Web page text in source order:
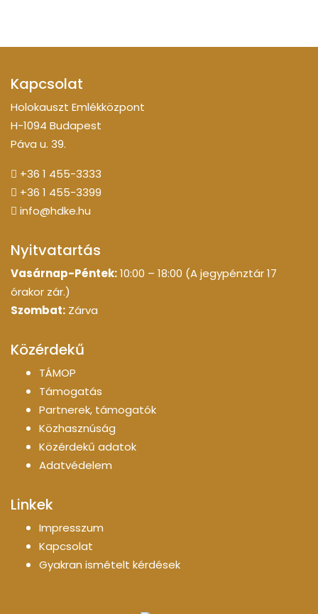
Kapcsolat
Holokauszt Emlékközpont
H-1094 Budapest
Páva u. 39.
+36 1 455-3333
+36 1 455-3399
info@hdke.hu
Nyitvatartás
Vasárnap-Péntek:10:00 – 18:00 (A jegypénztár 17
órakor zár.)
Szombat: Zárva
Közérdekű
TÁMOP
Támogatás
Partnerek, támogatók
Közhasznúság
Közérdekű adatok
Adatvédelem
Linkek
Impresszum
Kapcsolat
Gyakran ismételt kérdések